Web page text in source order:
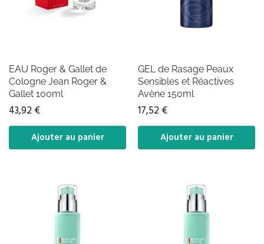
EAU Roger & Gallet de
Cologne Jean Roger &
Gallet 100ml
43,92 €
Ajouter au panier
GEL de Rasage Peaux
Sensibles et Réactives
Avène 150ml
17,52 €
Ajouter au panier